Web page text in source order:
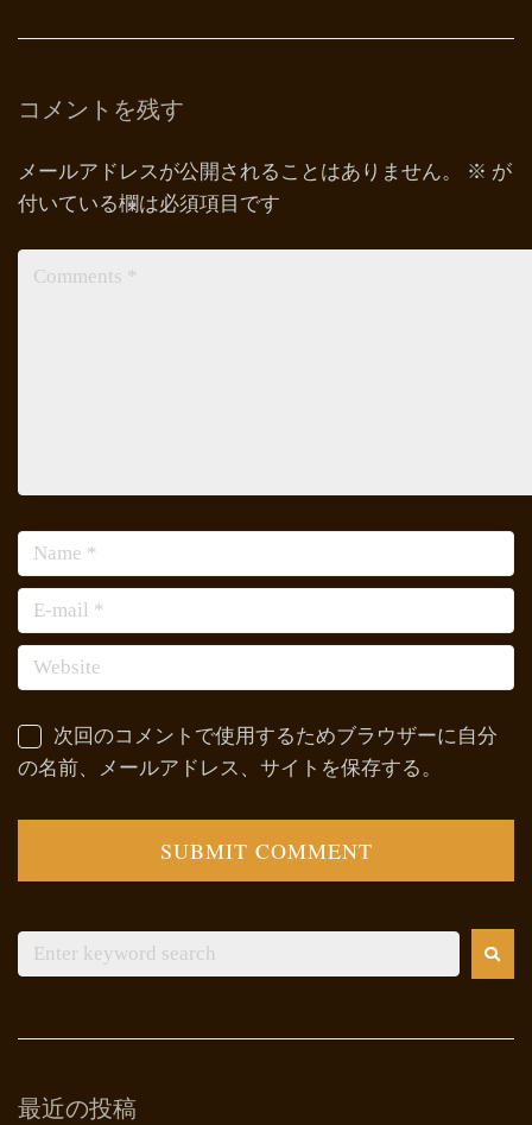
コメントを残す
メールアドレスが公開されることはありません。 ※ が
付いている欄は必須項目です
次回のコメントで使用するためブラウザーに自分
の名前、メールアドレス、サイトを保存する。
最近の投稿